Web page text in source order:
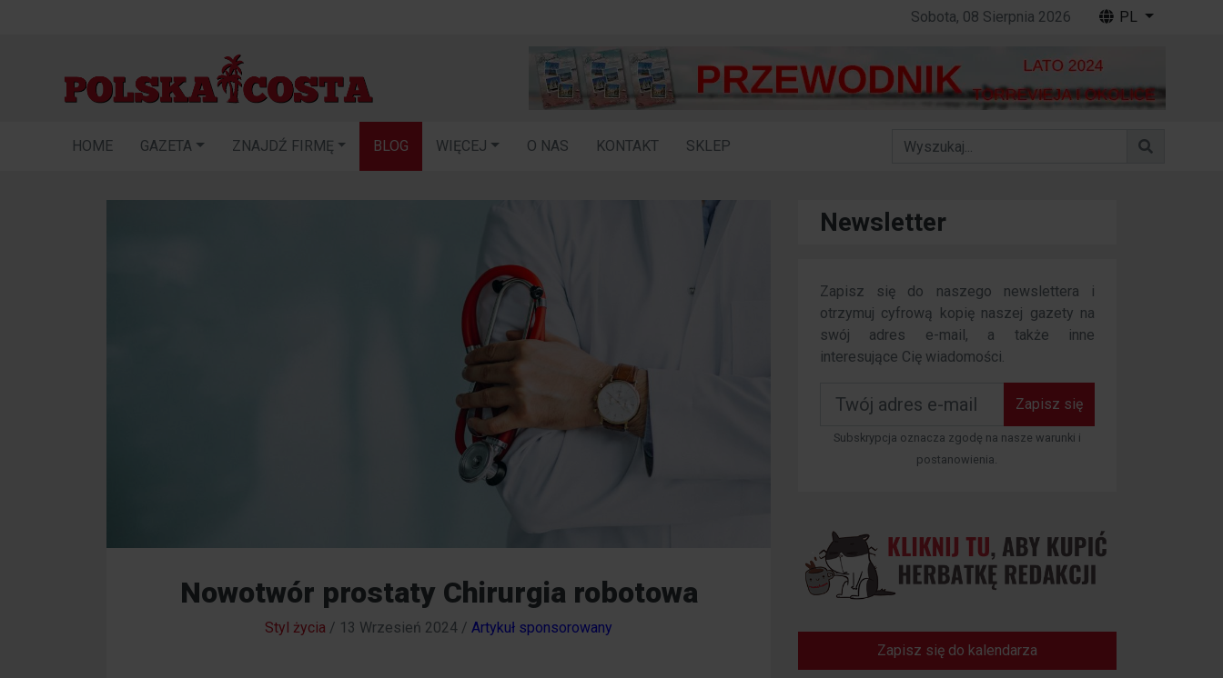
Sobota, 08 Sierpnia 2026 PL
HOME GAZETA ZNAJDŹ FIRMĘ BLOG WIĘCEJ O NAS KONTAKT SKLEP
Nowotwór prostaty Chirurgia robotowa
Styl życia / 13 Wrzesień 2024 / Artykuł sponsorowany
Newsletter
Zapisz się do naszego newslettera i
otrzymuj cyfrową kopię naszej gazety na
swój adres e-mail, a także inne
interesujące Cię wiadomości.
Zapisz się
Subskrypcja oznacza zgodę na nasze warunki i
postanowienia.
Zapisz się do kalendarza